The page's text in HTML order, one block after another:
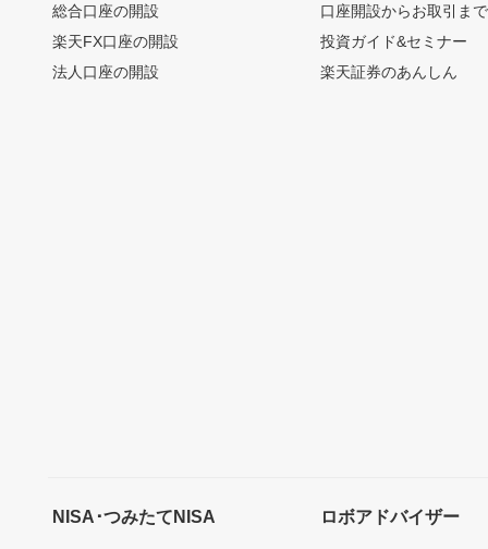
総合口座の開設
楽天FX口座の開設
法人口座の開設
口座開設からお取引ま
投資ガイド&セミナー
楽天証券のあんしん
NISA･つみたてNISA ロボアドバイザー